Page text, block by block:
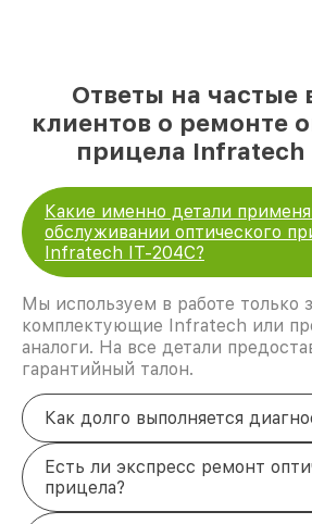
Ответы на частые
клиентов о ремонте
прицела Infratech
Какие именно детали
обслуживании оптического
Infratech IT-204C?
Мы используем в работе только
комплектующие Infratech или
аналоги. На все детали
гарантийный талон.
Как долго выполняется
Есть ли экспресс ремонт
прицела?